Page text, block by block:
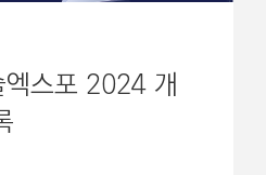
스포 2024 개